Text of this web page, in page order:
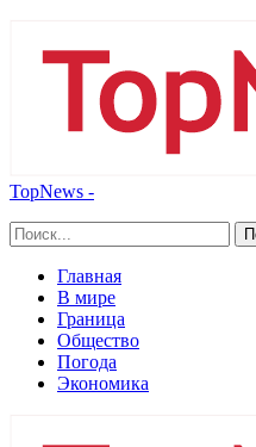
TopNews -
Главная
В мире
Граница
Общество
Погода
Экономика